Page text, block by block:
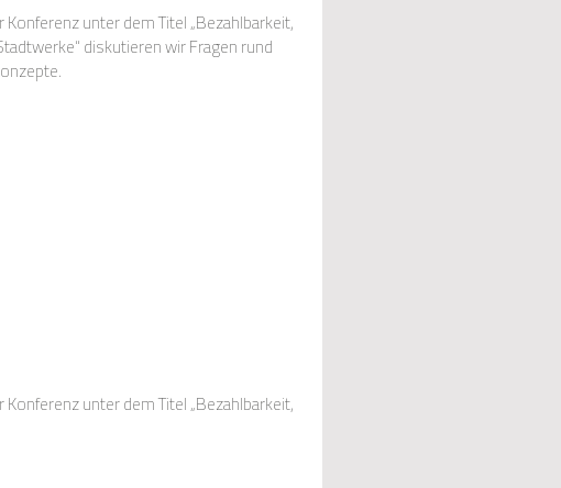
unter dem Titel „Bezahlbarkeit,
diskutieren wir Fragen rund
unter dem Titel „Bezahlbarkeit,